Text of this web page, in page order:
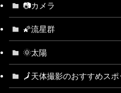
📷カメラ
🌠流星群
🌞太陽
🗾天体撮影のおすすめスポ